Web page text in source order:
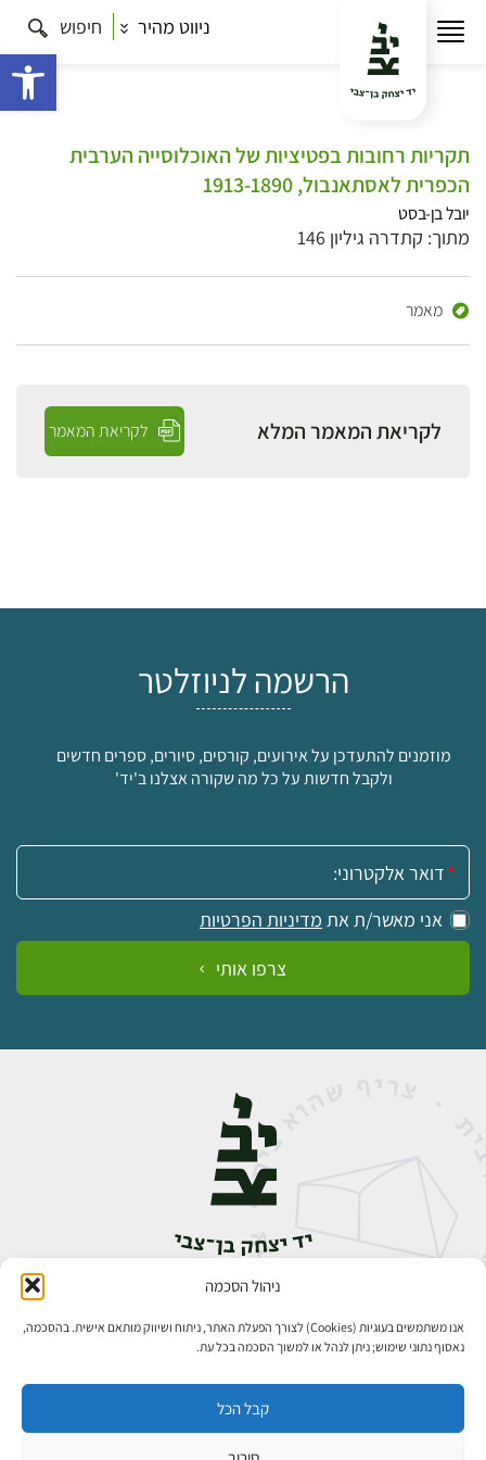
ניהול הסכמה
אנו משתמשים בעוגיות (Cookies) לצורך הפעלת האתר, ניתוח ושיווק מותאם אישית. בהסכמה,
נאסוף נתוני שימוש; ניתן לנהל או למשוך הסכמה בכל עת.
קבל הכל
ניווט מהיר חיפוש
תקריות רחובות בפטיציות של האוכלוסייה הערבית
הכפרית לאסתאנבול, 1913-1890
יובל בן-בסט
מתוך: קתדרה גיליון 146
מאמר
לקריאת המאמר המלא לקריאת המאמר
הרשמה לניוזלטר
מוזמנים להתעדכן על אירועים, קורסים, סיורים, ספרים חדשים
ולקבל חדשות על כל מה שקורה אצלנו ב'יד'
אימייל:
אני מאשר/ת את מדיניות הפרטיות
צרפו אותי
אבן גבירול 14, רחביה, ירושלים